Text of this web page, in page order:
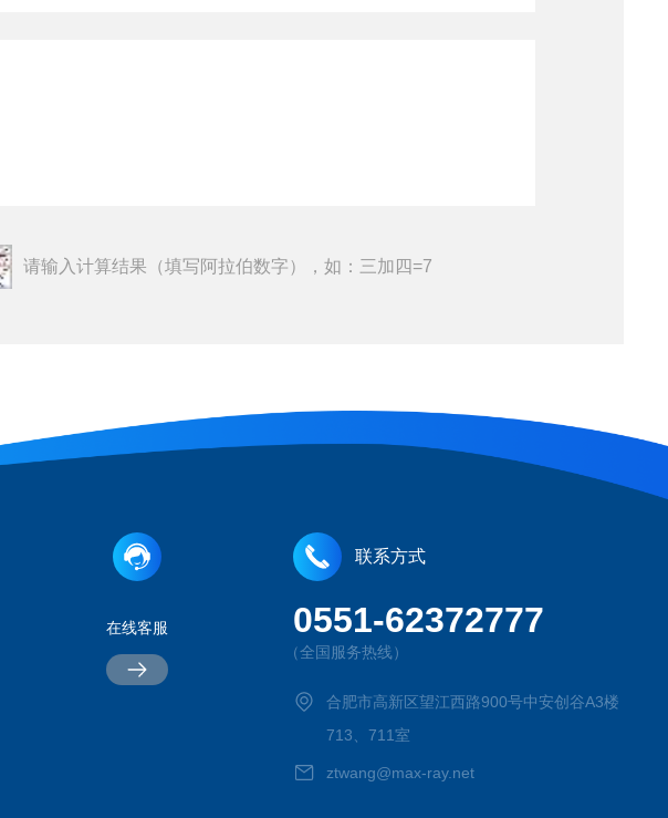
请输入计算结果（填写阿拉伯数字），如：三加四=7
在线客服
联系方式
0551-62372777
（全国服务热线）
合肥市高新区望江西路900号中安创谷A3楼
713、711室
ztwang@max-ray.net